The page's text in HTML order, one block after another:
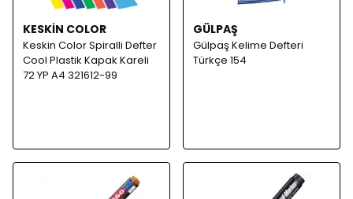
KESKİN COLOR
Keskin Color Spiralli Defter
Cool Plastik Kapak Kareli
72 YP A4 321612-99
GÜLPAŞ
Gülpaş Kelime Defteri
Türkçe 154